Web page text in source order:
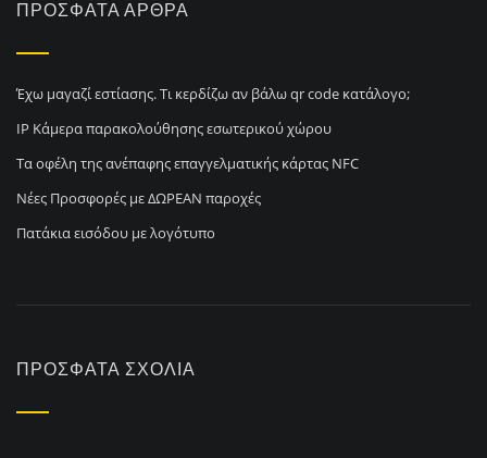
ΠΡΌΣΦΑΤΑ ΆΡΘΡΑ
Έχω μαγαζί εστίασης. Τι κερδίζω αν βάλω qr code κατάλογο;
IP Κάμερα παρακολούθησης εσωτερικού χώρου
Τα οφέλη της ανέπαφης επαγγελματικής κάρτας NFC
Νέες Προσφορές με ΔΩΡΕΑΝ παροχές
Πατάκια εισόδου με λογότυπο
ΠΡΌΣΦΑΤΑ ΣΧΌΛΙΑ